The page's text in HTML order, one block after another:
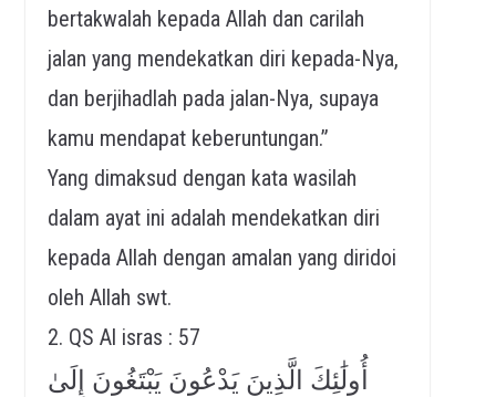
bertakwalah kepada Allah dan carilah
jalan yang mendekatkan diri kepada-Nya,
dan berjihadlah pada jalan-Nya, supaya
kamu mendapat keberuntungan.”
Yang dimaksud dengan kata wasilah
dalam ayat ini adalah mendekatkan diri
kepada Allah dengan amalan yang diridoi
oleh Allah swt.
2. QS Al isras : 57
أُولَٰئِكَ الَّذِينَ يَدْعُونَ يَبْتَغُونَ إِلَىٰ